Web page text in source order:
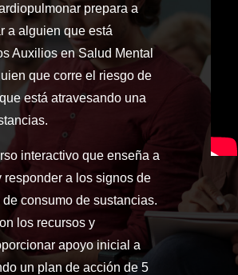
prepara a
a alguien que está
Auxilios en Salud Mental
que corre el riesgo de
está atravesando una
interactivo que enseña a
responder a los signos de
consumo de sustancias.
los recursos y
apoyo inicial a
un plan de acción de 5